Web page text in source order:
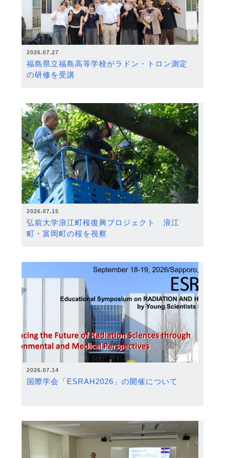
2026.07.27
福島県立福島高等学校がラドン・トロン測定
の研修を受講
2026.07.15
弘前大学浪江町桜復興プロジェクト 浪江
町・富岡町の桜を視察
2026.07.14
国際学会「ESRAH2026」の開催について